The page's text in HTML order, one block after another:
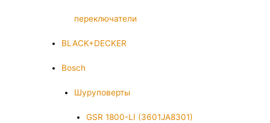
переключатели
BLACK+DECKER
Bosch
Шуруповерты
GSR 1800-LI (3601JA8301)